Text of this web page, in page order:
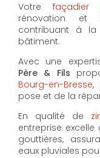
Votre façadier
rénovation et
contribuant à la
bâtiment.
Avec une
Père & Fils
Bourg-en-Bresse,
pose et de la
En qualité de
entreprise
gouttières,
eaux pluviales